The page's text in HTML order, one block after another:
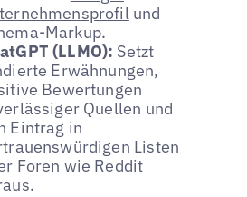
und
Markup.
(LLMO): Setzt
Erwähnungen,
Bewertungen
Quellen und
Eintrag in
Listen
Foren wie Reddit